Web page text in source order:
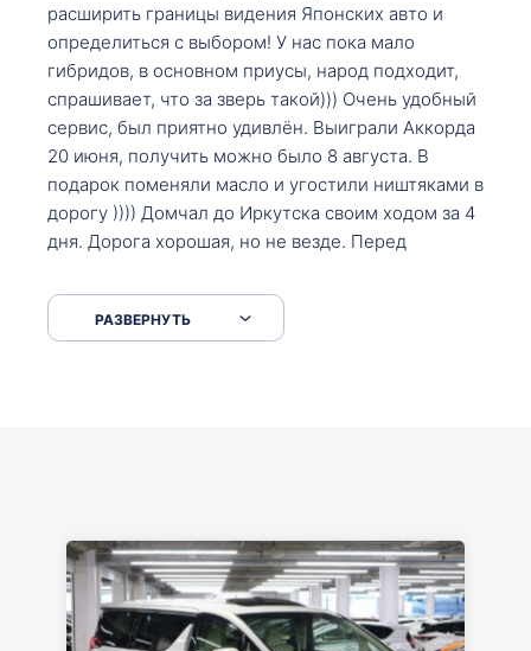
расширить границы видения Японских авто и
определиться с выбором! У нас пока мало
гибридов, в основном приусы, народ подходит,
спрашивает, что за зверь такой))) Очень удобный
сервис, был приятно удивлён. Выиграли Аккорда
20 июня, получить можно было 8 августа. В
подарок поменяли масло и угостили ништяками в
дорогу )))) Домчал до Иркутска своим ходом за 4
дня. Дорога хорошая, но не везде. Перед
серпантинах по пути следования.
РАЗВЕРНУТЬ